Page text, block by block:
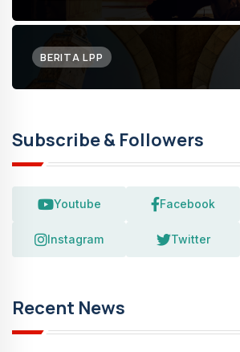
BERITA LPP
Subscribe & Followers
Youtube Facebook
Instagram Twitter
Recent News